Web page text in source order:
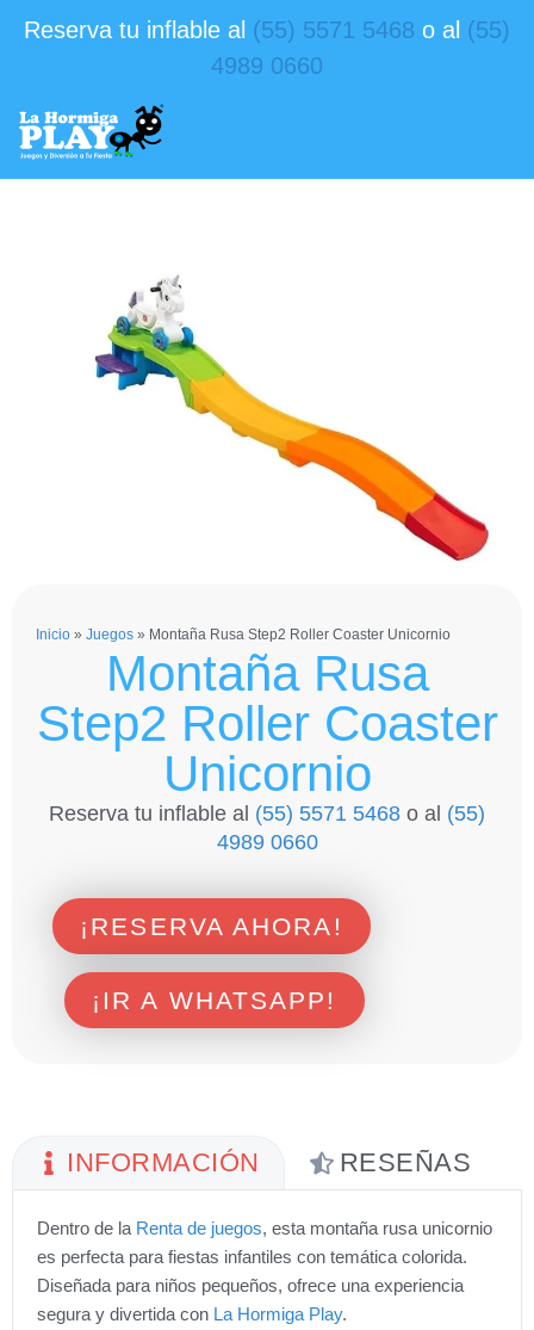
Reserva tu inflable al (55) 5571 5468 o al (55)
4989 0660
Inicio » Juegos » Montaña Rusa Step2 Roller Coaster Unicornio
Montaña Rusa
Step2 Roller Coaster
Unicornio
Reserva tu inflable al (55) 5571 5468 o al (55)
4989 0660
¡RESERVA AHORA!
¡IR A WHATSAPP!
INFORMACIÓN RESEÑAS
Dentro de la Renta de juegos, esta montaña rusa unicornio
es perfecta para fiestas infantiles con temática colorida.
Diseñada para niños pequeños, ofrece una experiencia
segura y divertida con La Hormiga Play.